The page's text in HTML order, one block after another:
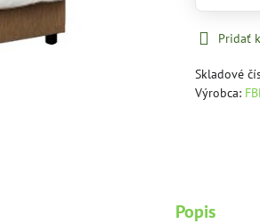
Pridať
Skladové
Výrobca:
Popis